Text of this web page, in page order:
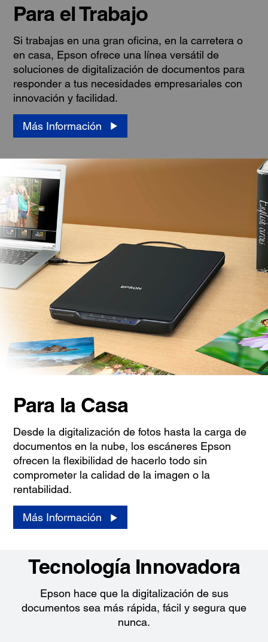
Para el Trabajo
Si trabajas en una gran oficina, en la carretera o
en casa, Epson ofrece una línea versátil de
soluciones de digitalización de documentos para
responder a tus necesidades empresariales con
innovación y facilidad.
Más Información
Para la Casa
Desde la digitalización de fotos hasta la carga de
documentos en la nube, los escáneres Epson
ofrecen la flexibilidad de hacerlo todo sin
comprometer la calidad de la imagen o la
rentabilidad.
Más Información
Tecnología Innovadora
Epson hace que la digitalización de sus
documentos sea más rápida, fácil y segura que
nunca.